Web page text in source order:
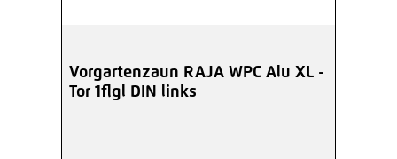
Vorgartenzaun RAJA WPC Alu XL -
Tor 1flgl DIN links